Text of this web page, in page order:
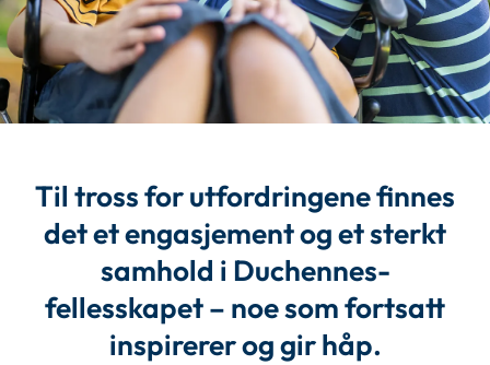
Til tross for utfordringene finnes
det et engasjement og et sterkt
samhold i Duchennes-
fellesskapet – noe som fortsatt
inspirerer og gir håp.